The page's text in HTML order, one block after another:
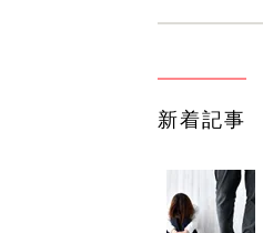
新着記事